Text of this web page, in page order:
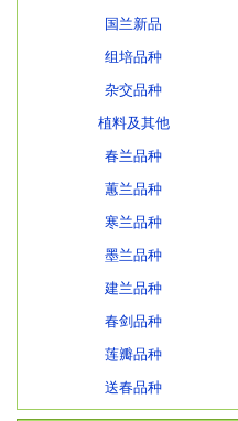
国兰新品
组培品种
杂交品种
植料及其他
春兰品种
蕙兰品种
寒兰品种
墨兰品种
建兰品种
春剑品种
莲瓣品种
送春品种